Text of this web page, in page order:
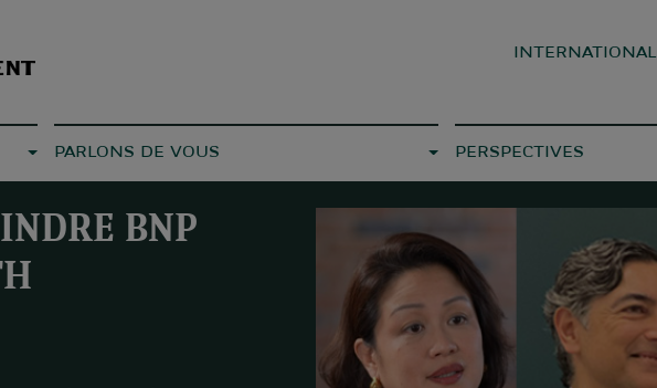
PARLONS DE VOUS PERSPECTIVES
BNP